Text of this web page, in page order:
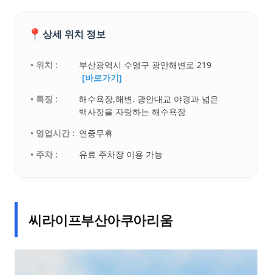
📍 상세 위치 정보
• 위치 :
부산광역시 수영구 광안해변로 219
[바로가기]
• 특징 :
해수욕장,해변. 광안대교 야경과 넓은
백사장을 자랑하는 해수욕장
• 영업시간 : 연중무휴
• 주차 :
유료 주차장 이용 가능
씨라이프부산아쿠아리움